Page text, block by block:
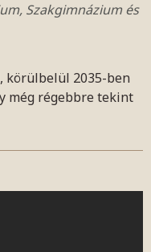
Szakgimnázium és
körülbelül 2035-ben
még régebbre tekint